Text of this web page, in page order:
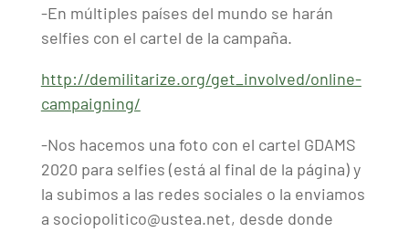
-En múltiples países del mundo se harán
selfies con el cartel de la campaña.
http://demilitarize.org/get_involved/online-
campaigning/
-Nos hacemos una foto con el cartel GDAMS
2020 para selfies (está al final de la página) y
la subimos a las redes sociales o la enviamos
a sociopolitico@ustea.net, desde donde